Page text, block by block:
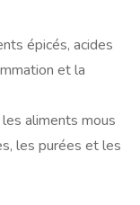
épicés, acides
et la
aliments mous
les purées et les